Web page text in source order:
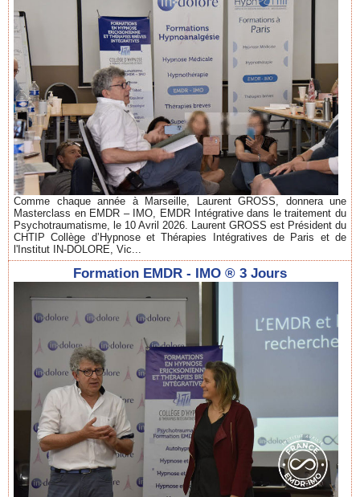
Comme chaque année à Marseille, Laurent GROSS, donnera une
Masterclass en EMDR – IMO, EMDR Intégrative dans le traitement du
Psychotraumatisme, le 10 Avril 2026. Laurent GROSS est Président du
CHTIP Collège d’Hypnose et Thérapies Intégratives de Paris et de
l'Institut IN-DOLORE, Vic...
Formation EMDR - IMO ® 3 Jours